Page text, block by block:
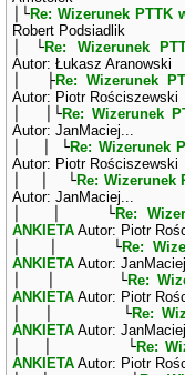
│└Re: Wizerunek PTTK
Robert Podsiadlik
│ └Re: Wizerunek
Autor: Łukasz Aranowski
│ ├Re: Wizerunek
Autor: Piotr Rościszewski
│ │└Re: Wizerunek
Autor: JanMaciej...
│ │ └Re: Wizerunek
Autor: Piotr Rościszewski
│ │ └Re: Wizerunek
Autor: JanMaciej...
│ │ └Re:
ANKIETA Autor: Piotr
│ │ └Re:
ANKIETA Autor:
│ │ └Re:
ANKIETA Autor: Piotr
│ │ └Re:
ANKIETA Autor:
│ │ └Re:
ANKIETA Autor: Piotr